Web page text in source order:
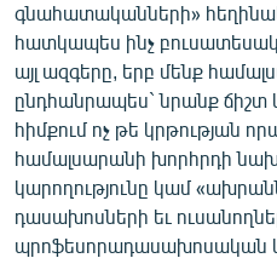
գնահատականների»
հատկապես ինչ
այլ ազգերը, երբ մենք
ընդհանրապես` նրանք
հիմքում ոչ թե կրթության
համալսարանի խորհրդի
կարողությունը կամ
դասախոսների եւ
պրոֆեսորադասախոսական